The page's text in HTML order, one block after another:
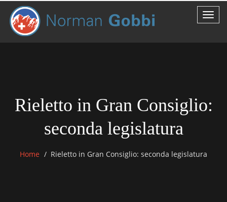
Rieletto in Gran Consiglio:
seconda legislatura
Home Rieletto in Gran Consiglio: seconda legislatura